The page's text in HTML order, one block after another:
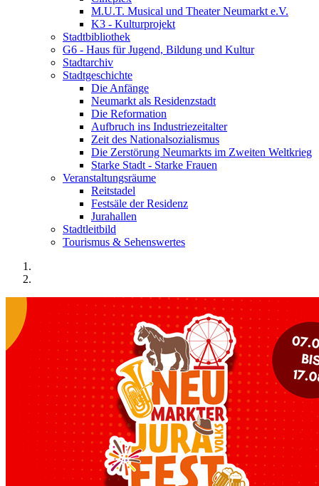
M.U.T. Musical und Theater Neumarkt e.V.
K3 - Kulturprojekt
Stadtbibliothek
G6 - Haus für Jugend, Bildung und Kultur
Stadtarchiv
Stadtgeschichte
Die Anfänge
Neumarkt als Residenzstadt
Die Reformation
Aufbruch ins Industriezeitalter
Zeit des Nationalsozialismus
Die Zerstörung Neumarkts im Zweiten Weltkrieg
Starke Stadt - Starke Frauen
Veranstaltungsräume
Reitstadel
Festsäle der Residenz
Jurahallen
Stadtleitbild
Tourismus & Sehenswertes